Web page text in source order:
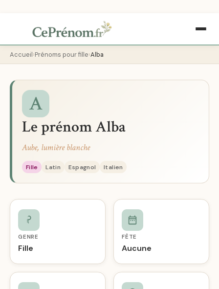
Accueil Prénoms pour fille Alba
A
Le prénom Alba
Aube, lumière blanche
Fille Latin Espagnol Italien
GENRE
Fille
FÊTE
Aucune